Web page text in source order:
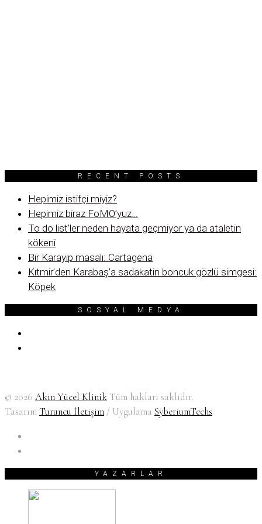
RECENT POSTS
Hepimiz istifçi miyiz?
Hepimiz biraz FoMO’yuz…
To do list’ler neden hayata geçmiyor ya da ataletin
kökeni
Bir Karayip masalı: Cartagena
Kıtmir’den Karabaş’a sadakatin boncuk gözlü simgesi:
Köpek
SOSYAL MEDYA
© 2026 Akın Yücel Klinik Tüm hakları saklıdır.
Tasarım Turuncu İletişim / Uygulama SyberiumTechs
YAZARLAR